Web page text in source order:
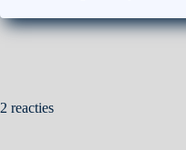
2 reacties